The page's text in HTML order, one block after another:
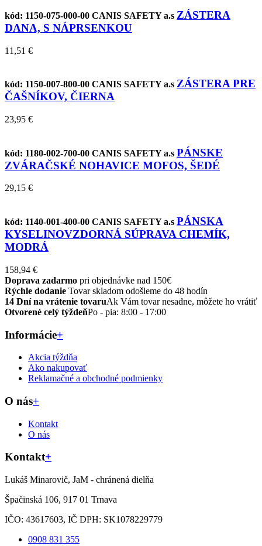
kód: 1150-075-000-00 CANIS SAFETY a.s ZÁSTERA
DANA, S NÁPRSENKOU
11,51 €
kód: 1150-007-800-00 CANIS SAFETY a.s ZÁSTERA PRE
ČAŠNÍKOV, ČIERNA
23,95 €
kód: 1180-002-700-00 CANIS SAFETY a.s PÁNSKE
ZVÁRAČSKÉ NOHAVICE MOFOS, ŠEDÉ
29,15 €
kód: 1140-001-400-00 CANIS SAFETY a.s PÁNSKA
KYSELINOVZDORNÁ SÚPRAVA CHEMÍK,
MODRÁ
158,94 €
Doprava zadarmo pri objednávke nad 150€
Rýchle dodanie Tovar skladom odošleme do 48 hodín
14 Dní na vrátenie tovaruAk Vám tovar nesadne, môžete ho vrátiť
Otvorené celý týždeňPo - pia: 8:00 - 17:00
Informácie+
Akcia týždňa
Ako nakupovať
Reklamačné a obchodné podmienky
O nás+
Kontakt
O nás
Kontakt+
Lukáš Minarovič, JaM - chránená dielňa
Špačinská 106, 917 01 Trnava
IČO: 43617603, IČ DPH: SK1078229779
0908 831 355